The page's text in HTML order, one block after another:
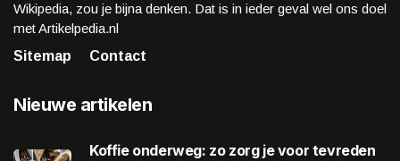
Wikipedia, zou je bijna denken. Dat is in ieder geval wel ons doel
met Artikelpedia.nl
Sitemap
Contact
Nieuwe artikelen
Koffie onderweg: zo zorg je voor tevreden